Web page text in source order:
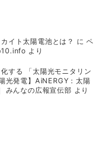
イト太陽電池とは？ にペ
より
する 「太陽光モニタリン
陽光発電】AiNERGY：太陽
みんなの広報宣伝部 より